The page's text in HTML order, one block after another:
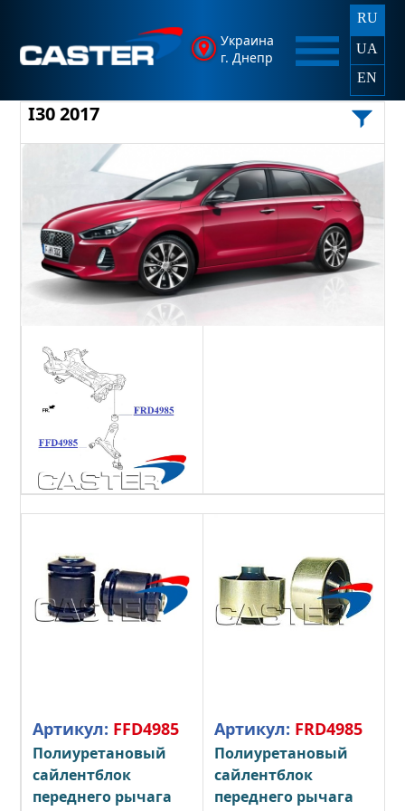
Украина
г. Днепр
RU
UA
EN
I30 2017
Артикул: FFD4985
Полиуретановый
сайлентблок
переднего рычага
Артикул: FRD4985
Полиуретановый
сайлентблок
переднего рычага